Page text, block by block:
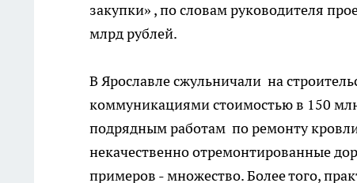
закупки» , по словам руководителя
млрд рублей.
В Ярославле сжульничали на
коммуникациями стоимостью в 150
подрядным работам по ремонту
некачественно отремонтированные
примеров - множество. Более того,